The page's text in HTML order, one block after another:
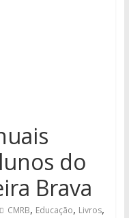
do
Brava
CMRB, Educação, Livros,